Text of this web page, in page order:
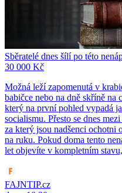
Sběratelé dnes šílí po této
30 000 Kč
Možná leží zapomenutá v
babičce nebo na dně skříně na
který na první pohled vypadá
socialismu. Přesto se dnes
za který jsou nadšenci ochotni
na ruku. Pokud doma tento
let objevíte v kompletním
FAJNTIP.cz